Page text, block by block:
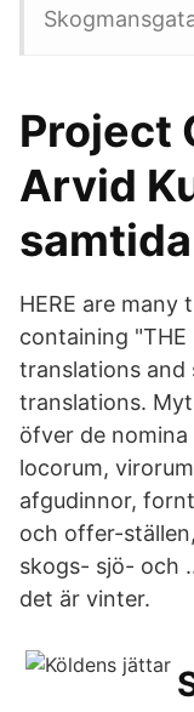
Project
Arvid
HERE are many
containing "THE
translations and
translations.
öfver de
locorum,
afgudinnor,
och offer-
skogs- sjö- och
det är vinter.